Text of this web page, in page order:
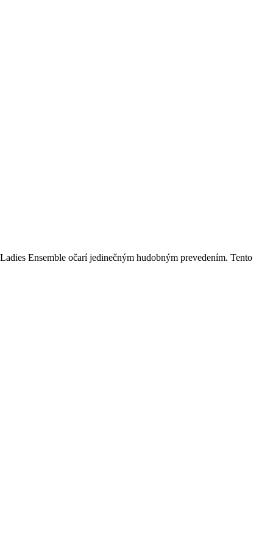
Ensemble očarí jedinečným hudobným prevedením. Tento